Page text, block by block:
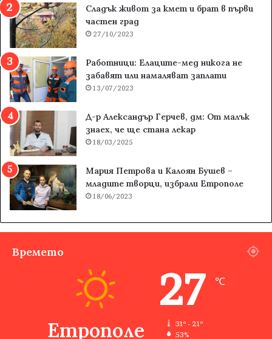
Сладък живот за кмет и брат в първи
частен град
27/10/2023
Работници: Елаците-мед никога не
забавят или намаляват заплати
13/07/2023
Д-р Александър Герчев, дм: От малък
знаех, че ще стана лекар
18/03/2025
Мария Петрова и Калоян Бушев –
младите творци, избрали Етрополе
18/06/2023
Времето
Етрополе
27 ℃
31º - 21º
53%